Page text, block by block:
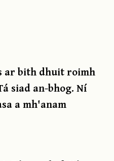
ar bith dhuit roimh
siad an-bhog. Ní
a mh'anam